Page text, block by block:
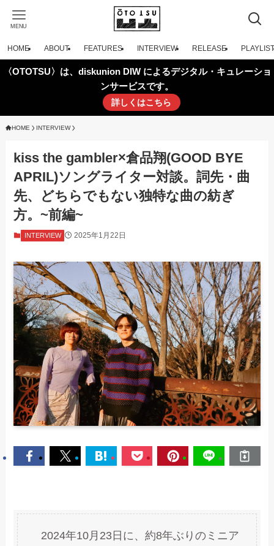
MENU
HOME ABOUT FEATURES INTERVIEW RELEASE PLAYLIST
〈OTOTSU〉は、diskunion DIW によるデジタル・キュレーショ
ンサービスです。
詳しくはこちら
HOME INTERVIEW
kiss the gambler×倉品翔(GOOD BYE
APRIL)ソングライター対談。詞先・曲
先、どちらでもない独特な曲の紡ぎ
方。~前編~
INTERVIEW 2025年1月22日
2024年10月23日に、約8年ぶりのミニア